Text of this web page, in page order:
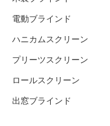
電動ブラインド
ハニカムスクリーン
プリーツスクリーン
ロールスクリーン
出窓ブラインド